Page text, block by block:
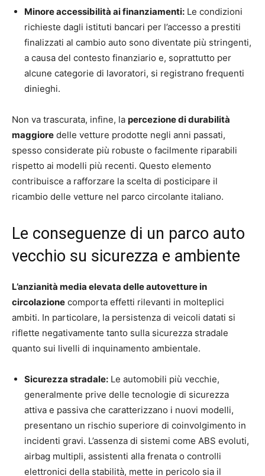
Minore accessibilità ai finanziamenti: Le condizioni
richieste dagli istituti bancari per l’accesso a prestiti
finalizzati al cambio auto sono diventate più stringenti,
a causa del contesto finanziario e, soprattutto per
alcune categorie di lavoratori, si registrano frequenti
dinieghi.
Non va trascurata, infine, la percezione di durabilità
maggiore delle vetture prodotte negli anni passati,
spesso considerate più robuste o facilmente riparabili
rispetto ai modelli più recenti. Questo elemento
contribuisce a rafforzare la scelta di posticipare il
ricambio delle vetture nel parco circolante italiano.
Le conseguenze di un parco auto
vecchio su sicurezza e ambiente
L’anzianità media elevata delle autovetture in
circolazione comporta effetti rilevanti in molteplici
ambiti. In particolare, la persistenza di veicoli datati si
riflette negativamente tanto sulla sicurezza stradale
quanto sui livelli di inquinamento ambientale.
Sicurezza stradale: Le automobili più vecchie,
generalmente prive delle tecnologie di sicurezza
attiva e passiva che caratterizzano i nuovi modelli,
presentano un rischio superiore di coinvolgimento in
incidenti gravi. L’assenza di sistemi come ABS evoluti,
airbag multipli, assistenti alla frenata o controlli
elettronici della stabilità, mette in pericolo sia il